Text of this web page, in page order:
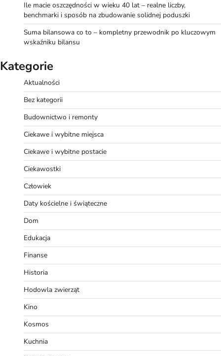
Ile macie oszczędności w wieku 40 lat – realne liczby,
benchmarki i sposób na zbudowanie solidnej poduszki
Suma bilansowa co to – kompletny przewodnik po kluczowym
wskaźniku bilansu
Kategorie
Aktualności
Bez kategorii
Budownictwo i remonty
Ciekawe i wybitne miejsca
Ciekawe i wybitne postacie
Ciekawostki
Człowiek
Daty kościelne i świąteczne
Dom
Edukacja
Finanse
Historia
Hodowla zwierząt
Kino
Kosmos
Kuchnia